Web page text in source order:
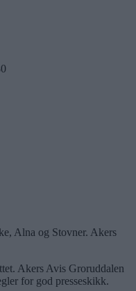
Alna og Stovner. Akers
Akers Avis Groruddalen
for god presseskikk.